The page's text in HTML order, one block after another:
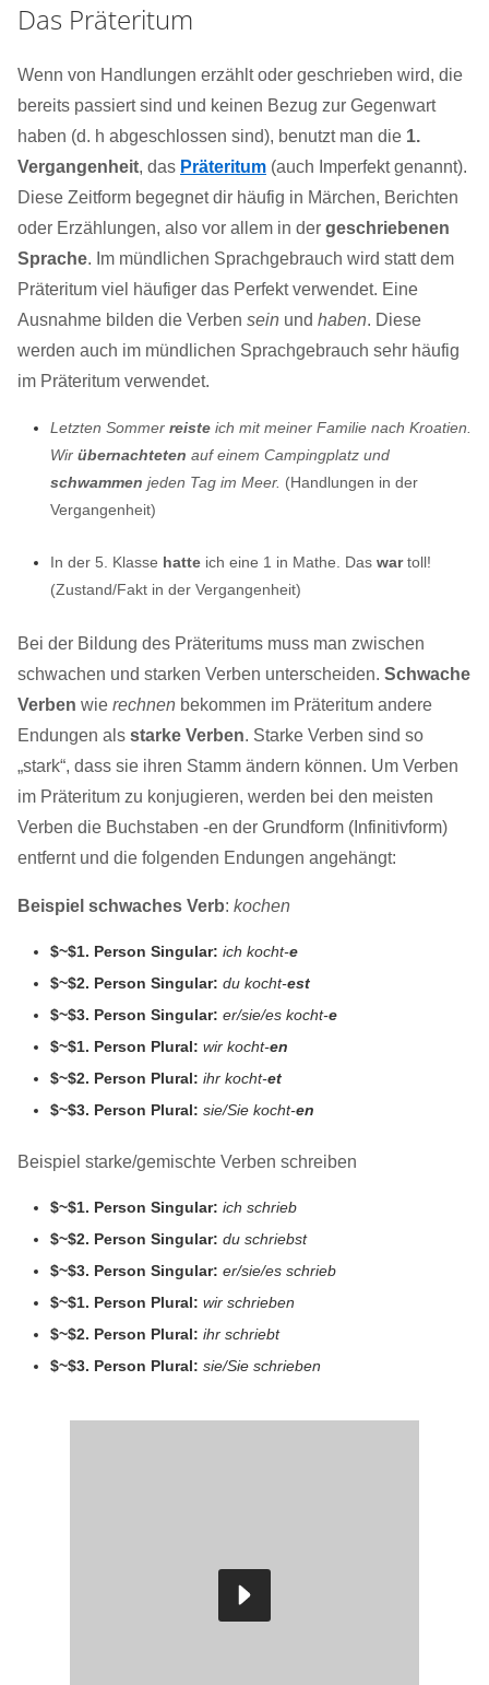
Das Präteritum
Wenn von Handlungen erzählt oder geschrieben wird, die
bereits passiert sind und keinen Bezug zur Gegenwart
haben (d. h abgeschlossen sind), benutzt man die 1.
Vergangenheit, das Präteritum (auch Imperfekt genannt).
Diese Zeitform begegnet dir häufig in Märchen, Berichten
oder Erzählungen, also vor allem in der geschriebenen
Sprache. Im mündlichen Sprachgebrauch wird statt dem
Präteritum viel häufiger das Perfekt verwendet. Eine
Ausnahme bilden die Verben sein und haben. Diese
werden auch im mündlichen Sprachgebrauch sehr häufig
im Präteritum verwendet.
Letzten Sommer reiste ich mit meiner Familie nach Kroatien.
Wir übernachteten auf einem Campingplatz und
schwammen jeden Tag im Meer. (Handlungen in der
Vergangenheit)
In der 5. Klasse hatte ich eine 1 in Mathe. Das wartoll!
(Zustand/Fakt in der Vergangenheit)
Bei der Bildung des Präteritums muss man zwischen
schwachen und starken Verben unterscheiden. Schwache
Verben wie rechnen bekommen im Präteritum andere
Endungen als starke Verben. Starke Verben sind so
„stark“, dass sie ihren Stamm ändern können. Um Verben
im Präteritum zu konjugieren, werden bei den meisten
Verben die Buchstaben -en der Grundform (Infinitivform)
entfernt und die folgenden Endungen angehängt:
Beispiel schwaches Verb: kochen
$~$1. Person Singular: ich kocht-e
$~$2. Person Singular: du kocht-est
$~$3. Person Singular: er/sie/es kocht-e
$~$1. Person Plural: wir kocht-en
$~$2. Person Plural: ihr kocht-et
$~$3. Person Plural: sie/Sie kocht-en
Beispiel starke/gemischte Verben schreiben
$~$1. Person Singular: ich schrieb
$~$2. Person Singular: du schriebst
$~$3. Person Singular: er/sie/es schrieb
$~$1. Person Plural: wir schrieben
$~$2. Person Plural: ihr schriebt
$~$3. Person Plural: sie/Sie schrieben